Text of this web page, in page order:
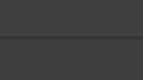
się w przypadku